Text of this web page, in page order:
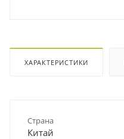
ХАРАКТЕРИСТИКИ
Страна
Китай